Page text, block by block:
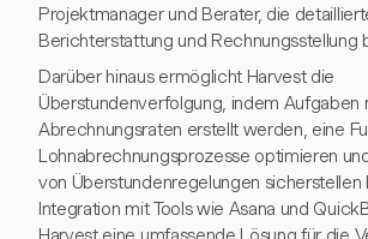
Projektmanager und Berater, die
Berichterstattung und Rechnungsstellung
Darüber hinaus ermöglicht Harvest die
Überstundenverfolgung, indem Aufgaben
Abrechnungsraten erstellt werden, eine
Lohnabrechnungsprozesse optimieren
von Überstundenregelungen sicherstellen
Integration mit Tools wie Asana und